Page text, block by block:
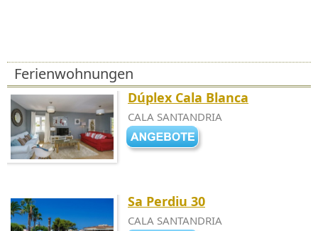
Ferienwohnungen
Dúplex Cala Blanca
CALA SANTANDRIA
Sa Perdiu 30
CALA SANTANDRIA